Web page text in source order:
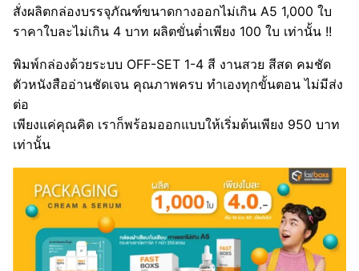
สั่งผลิตกล่องบรรจุภัณฑ์ขนาดกางออกไม่เกิน A5 1,000 ใบ
ราคาใบละไม่เกิน 4 บาท ผลิตขั่นต่ำเพียง 100 ใบ เท่านั้น !!
พิมพ์กล่องด้วยระบบ OFF-SET 1-4 สี งานสวย สีสด คมชัด
ตัวหนังสืออ่านชัดเจน คุณภาพครบ ทำเองทุกขั้นตอน ไม่มีส่ง
ต่อ
เพียงแค่คุณคิด เราก็พร้อมออกแบบให้เริ่มต้นเพียง 950 บาท
เท่านั้น